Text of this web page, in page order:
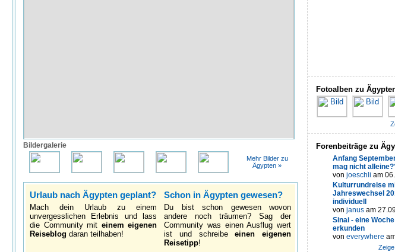
Bildergalerie
Mehr Bilder zu
Ägypten »
Urlaub nach Ägypten geplant?
Mach dein Urlaub zu einem
unvergesslichen Erlebnis und lass
die Community mit einem eigenen
Reiseblog daran teilhaben!
Schon in Ägypten gewesen?
Du bist schon gewesen wovon
andere noch träumen? Sag der
Community was einen Ausflug wert
ist und schreibeeinen eigenen
Reisetipp!
Fotoalben zu
Forenbeiträge zu
Anfang
mag nicht
von joeschli am
Kulturrundreise
Jahreswechsel
individuell
von janus am
Sinai - eine
erkunden
von everywhere